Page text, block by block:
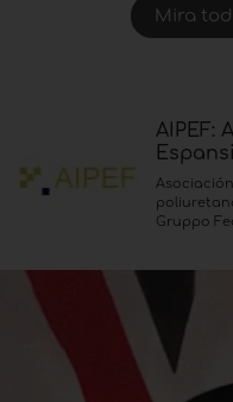
Mira
AIPEF:
Gruppo